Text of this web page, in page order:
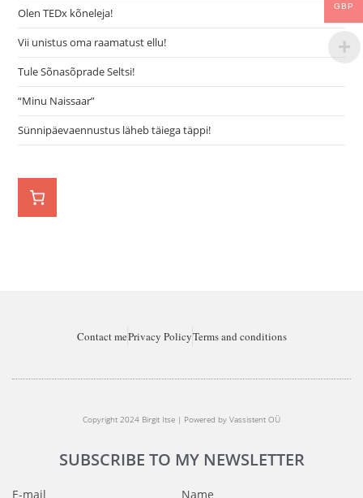
Olen TEDx kõneleja!
Vii unistus oma raamatust ellu!
Tule Sõnasõprade Seltsi!
“Minu Naissaar”
Sünnipäevaennustus läheb täiega täppi!
Contact mePrivacy PolicyTerms and conditions
Copyright 2024 Birgit Itse | Powered by Vassistent OÜ
SUBSCRIBE TO MY NEWSLETTER
E-mail Name
GBP